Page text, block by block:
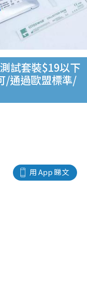
試套裝$19以下
/通過歐盟標準/
用 App 睇文